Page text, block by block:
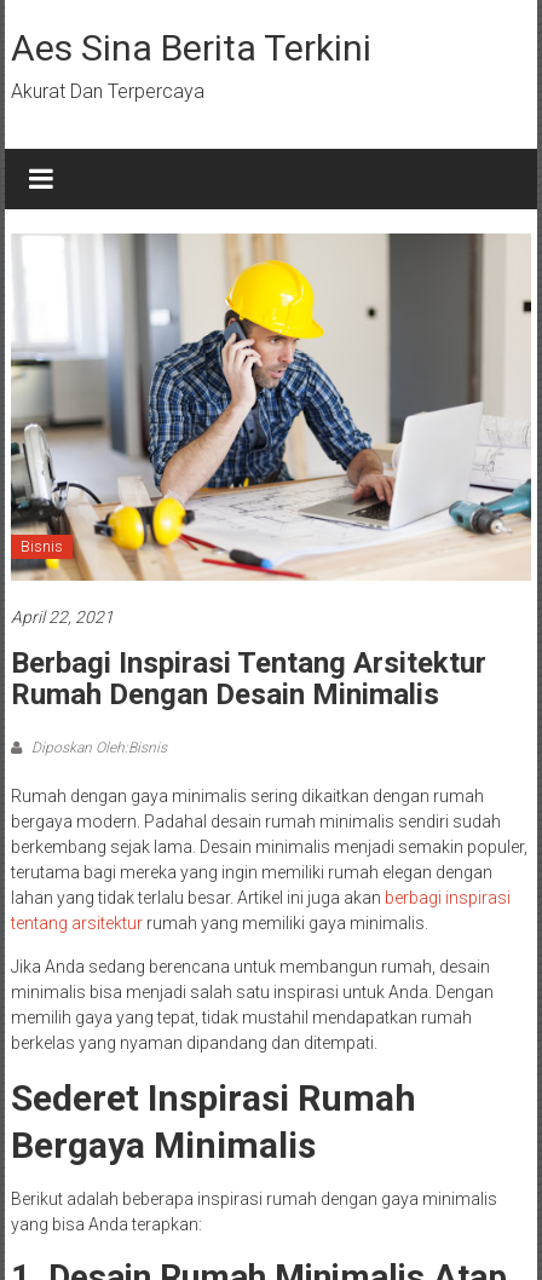
ke
konten
Aes Sina Berita Terkini
Akurat Dan Terpercaya
Bisnis
April 22, 2021
Berbagi Inspirasi Tentang Arsitektur
Rumah Dengan Desain Minimalis
Diposkan Oleh:Bisnis
Rumah dengan gaya minimalis sering dikaitkan dengan rumah
bergaya modern. Padahal desain rumah minimalis sendiri sudah
berkembang sejak lama. Desain minimalis menjadi semakin populer,
terutama bagi mereka yang ingin memiliki rumah elegan dengan
lahan yang tidak terlalu besar. Artikel ini juga akan berbagi inspirasi
tentang arsitekturrumah yang memiliki gaya minimalis.
Jika Anda sedang berencana untuk membangun rumah, desain
minimalis bisa menjadi salah satu inspirasi untuk Anda. Dengan
memilih gaya yang tepat, tidak mustahil mendapatkan rumah
berkelas yang nyaman dipandang dan ditempati.
Sederet Inspirasi Rumah
Bergaya Minimalis
Berikut adalah beberapa inspirasi rumah dengan gaya minimalis
yang bisa Anda terapkan: